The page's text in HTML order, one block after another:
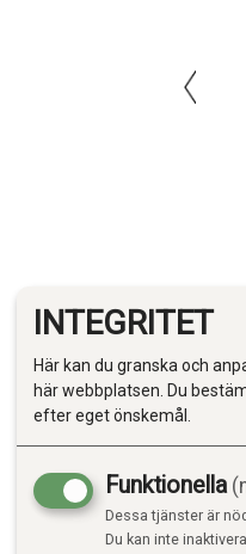
INTEGRITET
Här kan du granska och
här webbplatsen. Du
efter eget önskemål.
Funktionella
Dessa tjänster är
Du kan inte